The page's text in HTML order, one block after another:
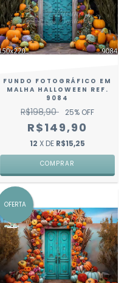
FUNDO FOTOGRÁFICO EM
MALHA HALLOWEEN REF.
9084
R$198,90 25% OFF
R$149,90
12 X DE R$15,25
COMPRAR
OFERTA